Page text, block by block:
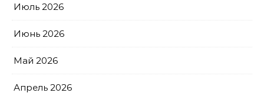
Июль 2026
Июнь 2026
Май 2026
Апрель 2026